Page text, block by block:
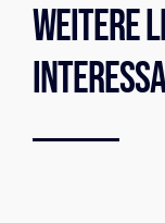
Weitere